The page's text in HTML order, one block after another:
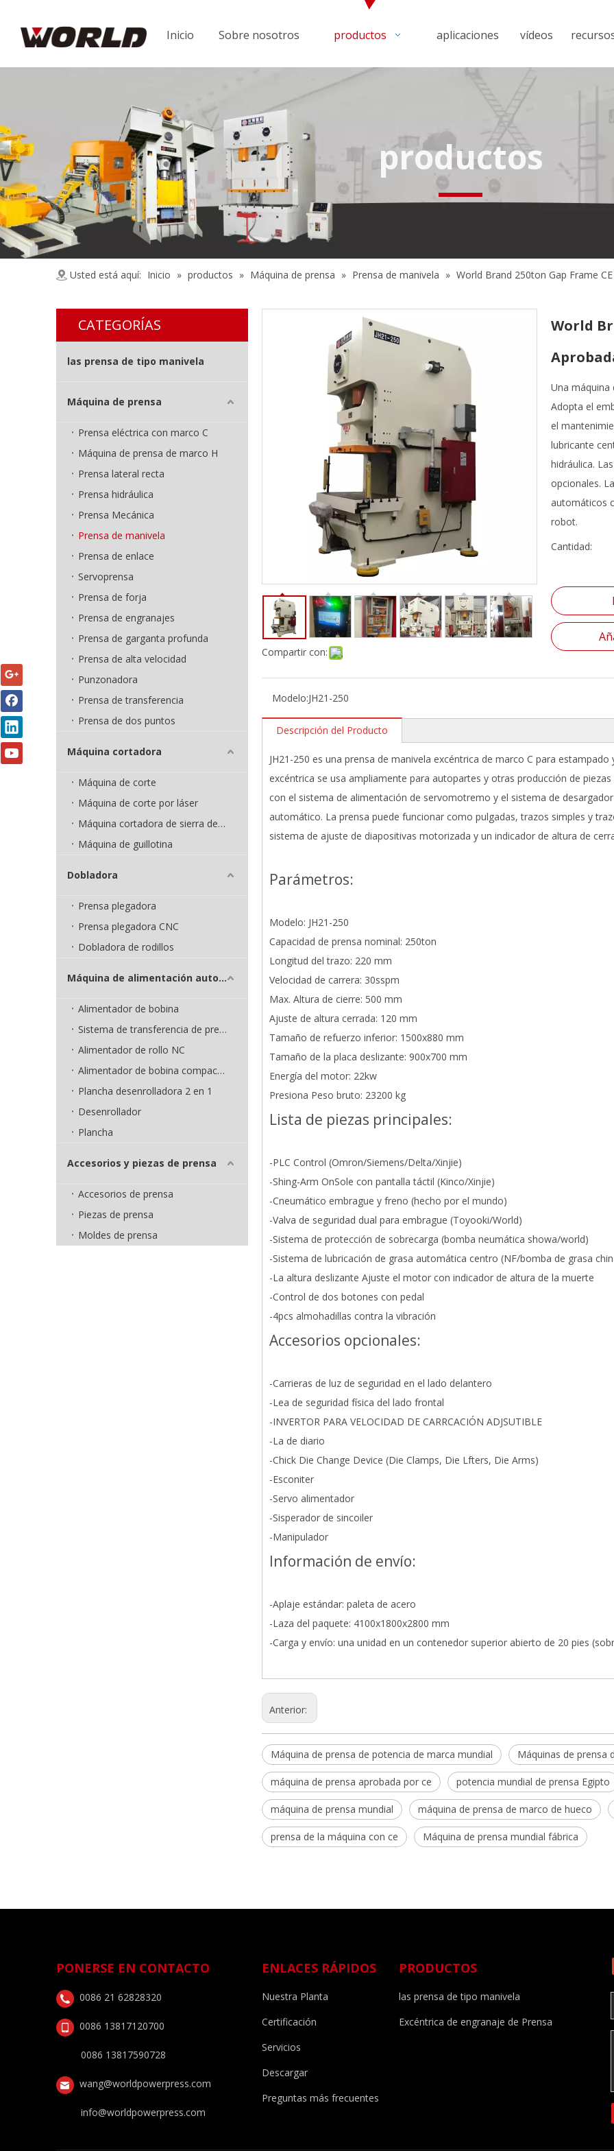
Inicio Sobre nosotros productos aplicaciones vídeos
productos
Usted está aquí: Inicio » productos » Máquina de prensa » Prensa de manivela » World Brand 250ton Gap Frame
CATEGORÍAS
las prensa de tipo manivela
Máquina de prensa
Prensa eléctrica con marco C
Máquina de prensa de marco H
Prensa lateral recta
Prensa hidráulica
Prensa Mecánica
Prensa de manivela
Prensa de enlace
Servoprensa
Prensa de forja
Prensa de engranajes
Prensa de garganta profunda
Prensa de alta velocidad
Punzonadora
Prensa de transferencia
Prensa de dos puntos
Máquina cortadora
Máquina de corte
Máquina de corte por láser
Máquina cortadora de sierra de cinta
Máquina de guillotina
Dobladora
Prensa plegadora
Prensa plegadora CNC
Dobladora de rodillos
Máquina de alimentación automática
Alimentador de bobina
Sistema de transferencia de prensa
Alimentador de rollo NC
Alimentador de bobina compacto 3 en 1
Plancha desenrolladora 2 en 1
Desenrollador
Plancha
Accesorios y piezas de prensa
Accesorios de prensa
Piezas de prensa
Moldes de prensa
Compartir con:
World
Una máquina
Adopta el
el
lubricante
hidráulica.
opcionales.
automáticos
robot.
Cantidad:
Modelo:JH21-250
Descripción del Producto
JH21-250 es una prensa de manivela excéntrica de marco C para
excéntrica se usa ampliamente para autopartes y otras producción de
con el sistema de alimentación de servomotremo y el sistema de
automático. La prensa puede funcionar como pulgadas, trazos simples y
sistema de ajuste de diapositivas motorizada y un indicador de altura de
Parámetros:
Modelo: JH21-250
Capacidad de prensa nominal: 250ton
Longitud del trazo: 220 mm
Velocidad de carrera: 30sspm
Max. Altura de cierre: 500 mm
Ajuste de altura cerrada: 120 mm
Tamaño de refuerzo inferior: 1500x880 mm
Tamaño de la placa deslizante: 900x700 mm
Energía del motor: 22kw
Presiona Peso bruto: 23200 kg
Lista de piezas principales:
-PLC Control (Omron/Siemens/Delta/Xinjie)
-Shing-Arm OnSole con pantalla táctil (Kinco/Xinjie)
-Cneumático embrague y freno (hecho por el mundo)
-Valva de seguridad dual para embrague (Toyooki/World)
-Sistema de protección de sobrecarga (bomba neumática showa/world)
-Sistema de lubricación de grasa automática centro (NF/bomba de grasa
-La altura deslizante Ajuste el motor con indicador de altura de la muerte
-Control de dos botones con pedal
-4pcs almohadillas contra la vibración
Accesorios opcionales:
-Carrieras de luz de seguridad en el lado delantero
-Lea de seguridad física del lado frontal
-INVERTOR PARA VELOCIDAD DE CARRCACIÓN ADJSUTIBLE
-La de diario
-Chick Die Change Device (Die Clamps, Die Lfters, Die Arms)
-Esconiter
-Servo alimentador
-Sisperador de sincoiler
-Manipulador
Información de envío:
-Aplaje estándar: paleta de acero
-Laza del paquete: 4100x1800x2800 mm
-Carga y envío: una unidad en un contenedor superior abierto de 20 pies
Anterior:
Máquina de prensa de potencia de marca mundial Máquinas de prensa
máquina de prensa aprobada por ce potencia mundial de prensa Egipto
máquina de prensa mundial máquina de prensa de marco de hueco
prensa de la máquina con ce Máquina de prensa mundial fábrica
PONERSE EN CONTACTO
0086 21 62828320
0086 13817120700
0086 13817590728
wang@worldpowerpress.com
info@worldpowerpress.com
ENLACES RÁPIDOS
Nuestra Planta
Certificación
Servicios
Descargar
Preguntas más frecuentes
PRODUCTOS
las prensa de tipo manivela
Excéntrica de engranaje de Prensa